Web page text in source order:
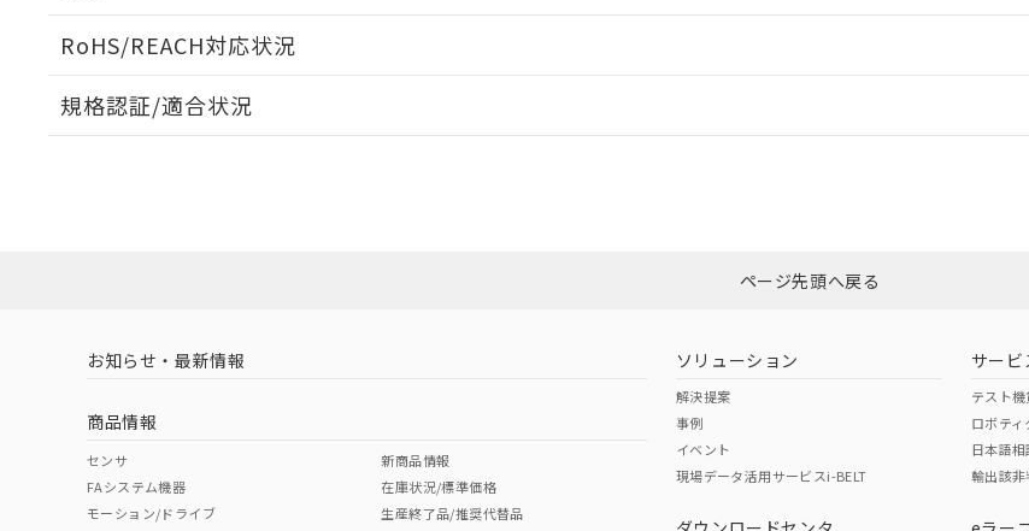
RoHS/REACH対応状況
EU RoHS 注意事項・凡例
ダウンロードはこちら
中国 RoHS 注意事項・凡例
中国 RoHS表
Pb Hg Cr(VI)
規格認証/適合状況
（イギリス
（ノルウェー
（日本
（アメリカ
ページ先頭へ戻る
お知らせ・最新情報
商品情報
センサ
FAシステム機器
モーション/ドライブ
新商品情報
在庫状況/標準価格
生産終了品/推奨代替品
ソリューション
解決提案
事例
イベント
現場データ活用サービスi-BELT
サービ
テスト機
ロボテ
日本語
輸出該非